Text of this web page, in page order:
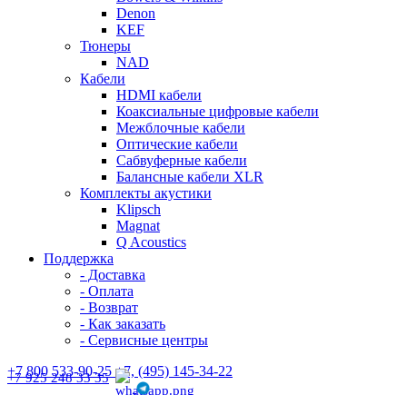
Denon
KEF
Тюнеры
NAD
Кабели
HDMI кабели
Коаксиальные цифровые кабели
Межблочные кабели
Оптические кабели
Сабвуферные кабели
Балансные кабели XLR
Комплекты акустики
Klipsch
Magnat
Q Acoustics
Поддержка
- Доставка
- Оплата
- Возврат
- Как заказать
- Сервисные центры
+7 800 533-90-25 +7, (495) 145-34-22
+7 925 248 33 35